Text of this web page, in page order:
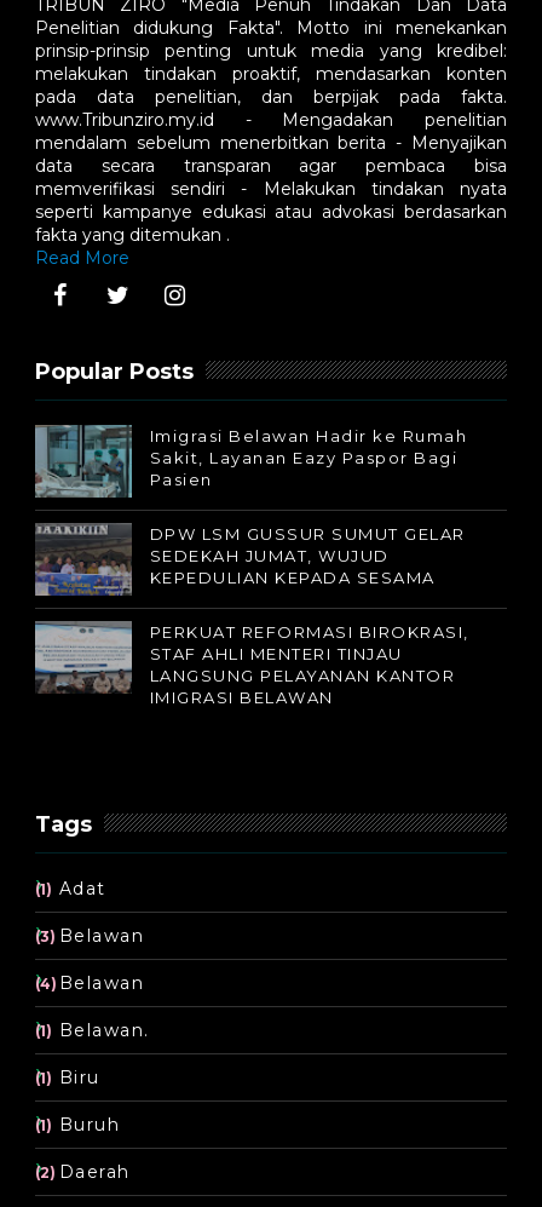
TRIBUN ZIRO "Media Penuh Tindakan Dan Data
Penelitian didukung Fakta". Motto ini menekankan
prinsip-prinsip penting untuk media yang kredibel:
melakukan tindakan proaktif, mendasarkan konten
pada data penelitian, dan berpijak pada fakta.
www.Tribunziro.my.id - Mengadakan penelitian
mendalam sebelum menerbitkan berita - Menyajikan
data secara transparan agar pembaca bisa
memverifikasi sendiri - Melakukan tindakan nyata
seperti kampanye edukasi atau advokasi berdasarkan
fakta yang ditemukan .
Read More
Popular Posts
Imigrasi Belawan Hadir ke Rumah
Sakit, Layanan Eazy Paspor Bagi
Pasien
DPW LSM GUSSUR SUMUT GELAR
SEDEKAH JUMAT, WUJUD
KEPEDULIAN KEPADA SESAMA
PERKUAT REFORMASI BIROKRASI,
STAF AHLI MENTERI TINJAU
LANGSUNG PELAYANAN KANTOR
IMIGRASI BELAWAN
Tags
Adat
(1)
Belawan
(3)
Belawan
(4)
Belawan.
(1)
Biru
(1)
Buruh
(1)
Daerah
(2)